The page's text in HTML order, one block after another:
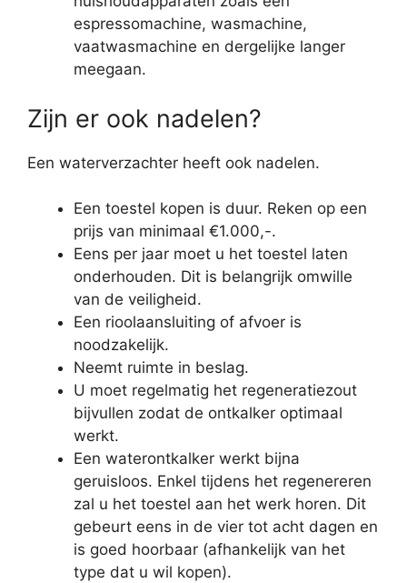
espressomachine, wasmachine,
vaatwasmachine en dergelijke langer
meegaan.
Zijn er ook nadelen?
Een waterverzachter heeft ook nadelen.
Een toestel kopen is duur. Reken op een
prijs van minimaal €1.000,-.
Eens per jaar moet u het toestel laten
onderhouden. Dit is belangrijk omwille
van de veiligheid.
Een rioolaansluiting of afvoer is
noodzakelijk.
Neemt ruimte in beslag.
U moet regelmatig het regeneratiezout
bijvullen zodat de ontkalker optimaal
werkt.
Een waterontkalker werkt bijna
geruisloos. Enkel tijdens het regenereren
zal u het toestel aan het werk horen. Dit
gebeurt eens in de vier tot acht dagen en
is goed hoorbaar (afhankelijk van het
type dat u wil kopen).